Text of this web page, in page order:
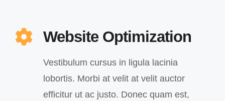
Website Optimization
Vestibulum cursus in ligula lacinia
lobortis. Morbi at velit at velit auctor
efficitur ut ac justo. Donec quam est,